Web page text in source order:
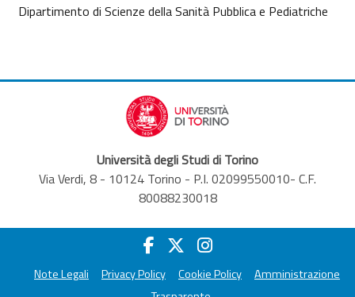
Dipartimento di Scienze della Sanità Pubblica e Pediatriche
Università degli Studi di Torino
Via Verdi, 8 - 10124 Torino - P.I. 02099550010- C.F.
80088230018
Note Legali Privacy Policy Cookie Policy
Amministrazione